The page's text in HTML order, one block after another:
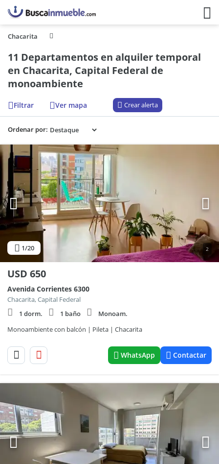
Chacarita
11 Departamentos en alquiler temporal
en Chacarita, Capital Federal de
monoambiente
Filtrar Ver mapa Crear alerta
Ordenar por:
1/20 2
USD 650
Avenida Corrientes 6300
Chacarita, Capital Federal
1 dorm.
1 baño
Monoam.
Monoambiente con balcón | Pileta | Chacarita
WhatsApp Contactar